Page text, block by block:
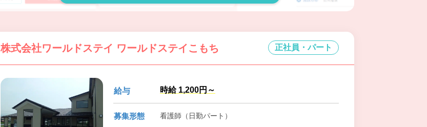
株式会社ワールドステイ ワールドステイこもち 正社員・パート
給与 時給 1,200円～
募集形態 看護師（日勤パート）